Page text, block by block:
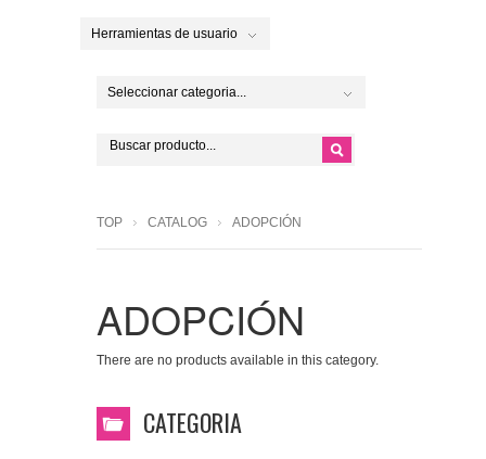
Herramientas de usuario
Seleccionar categoria...
TOP CATALOG ADOPCIÓN
ADOPCIÓN
There are no products available in this category.
CATEGORIA